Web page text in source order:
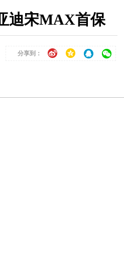
迪宋MAX首保
分享到：